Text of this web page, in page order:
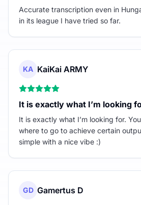
Accurate transcription even in
in its league I have tried so far.
KA KaiKai ARMY
It is exactly what I’m looking
It is exactly what I’m looking for.
where to go to achieve certain
simple with a nice vibe :)
GD Gamertus D